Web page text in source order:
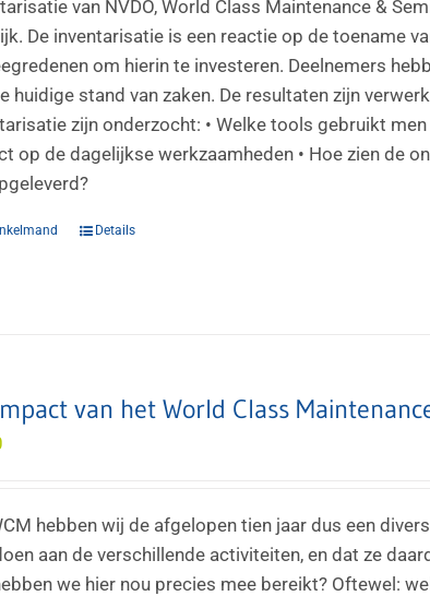
van NVDO, World Class Maintenance &
De inventarisatie is een reactie op de toename
om hierin te investeren. Deelnemers
huidige stand van zaken. De resultaten zijn
zijn onderzocht: • Welke tools gebruikt
op de dagelijkse werkzaamheden • Hoe zien de
Details
van het World Class
hebben wij de afgelopen tien jaar dus een
aan de verschillende activiteiten, en dat ze
we hier nou precies mee bereikt? Oftewel: